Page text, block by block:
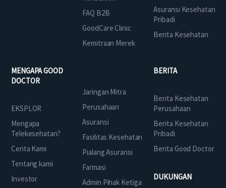
FAQ B2B
GoodCare Clinic
Kemitraan Merek
Asuransi Kesehatan
Pribadi
Berita Kesehatan
MENGAPA GOOD
DOCTOR
EKSPLOR
Mengapa
Telekesehatan?
Cerita Kami
Tentang kami
Investor
Jaringan Mitra
Perusahaan
Asuransi
Fasilitas Kesehatan
Pialang Asuransi
Farmasi
Admin Pihak Ketiga
BERITA
Berita Kesehatan
Perusahaan
Berita Kesehatan
Pribadi
Berita Good Doctor
DUKUNGAN